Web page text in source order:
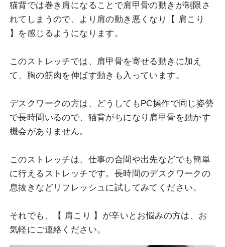
猫背では巻き肩になることで肩甲骨の動きが制限さ
れてしまうので、より肩の動き悪くなり【 肩こり
】を感じるようになります。
このストレッチでは、肩甲骨を寄せる動きに加え
て、胸の筋肉を伸ばす動きも入っています。
デスクワークの方は、どうしてもPC操作で同じ姿勢
で長時間いるので、猫背がちになり肩甲骨を動かす
機会がありません。
このストレッチは、仕事の合間や出先などでも簡単
に行えるストレッチです。長時間のデスクワークの
息抜きなどリフレッシュに試してみてください。
それでも、【 肩こり 】が辛いとお悩みの方は、お
気軽にご連絡ください。⁡